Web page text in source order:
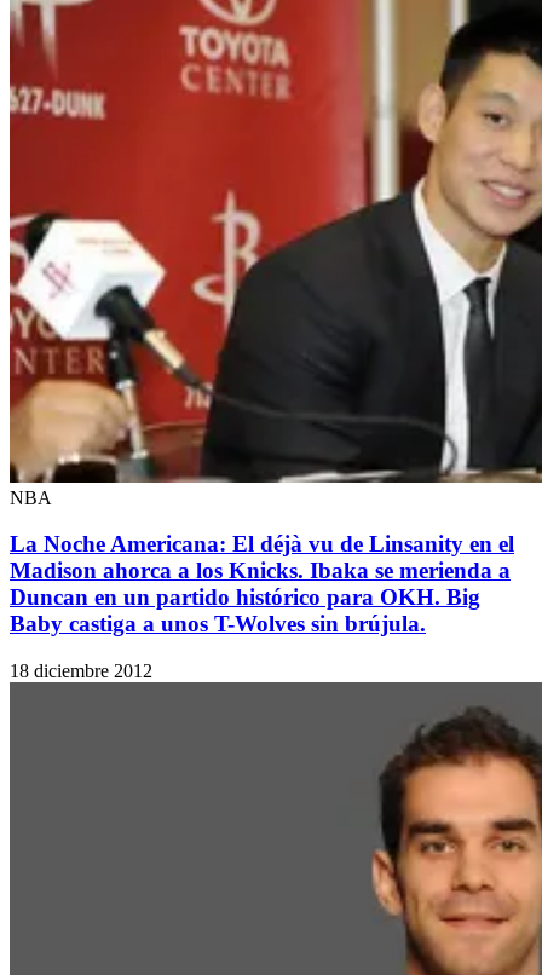
NBA
La Noche Americana: El déjà vu de Linsanity en el
Madison ahorca a los Knicks. Ibaka se merienda a
Duncan en un partido histórico para OKH. Big
Baby castiga a unos T-Wolves sin brújula.
18 diciembre 2012